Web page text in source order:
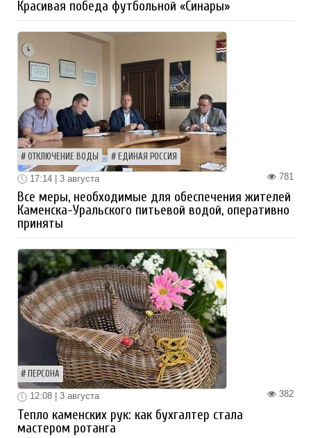
Красивая победа футбольной «Синары»
ОТКЛЮЧЕНИЕ ВОДЫ ЕДИНАЯ РОССИЯ
781
17:14 | 3 августа
Все меры, необходимые для обеспечения жителей
Каменска-Уральского питьевой водой, оперативно
приняты
ПЕРСОНА
382
12:08 | 3 августа
Тепло каменских рук: как бухгалтер стала
мастером ротанга